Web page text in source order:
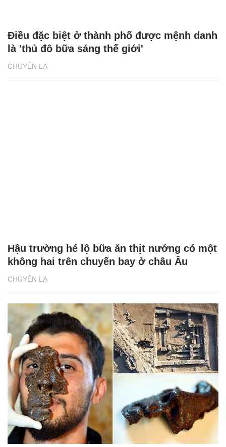
CHUYỆN LẠ
Điều đặc biệt ở thành phố được mệnh danh
là 'thủ đô bữa sáng thế giới'
CHUYỆN LẠ
Hậu trường hé lộ bữa ăn thịt nướng có một
không hai trên chuyến bay ở châu Âu